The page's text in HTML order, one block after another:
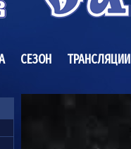
СЕЗОН ТРАНСЛЯЦИИ